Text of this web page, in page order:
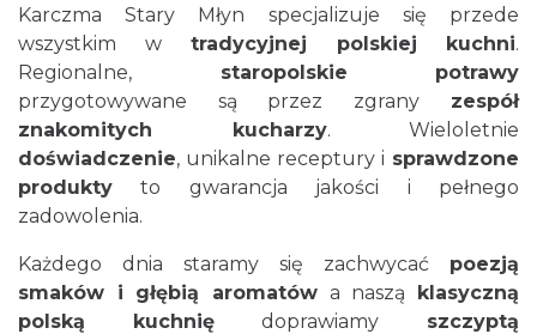
Karczma Stary Młyn specjalizuje się przede
wszystkim wtradycyjnej polskiej kuchni.
Regionalne, staropolskie potrawy
przygotowywane są przez zgranyzespół
znakomitych kucharzy. Wieloletnie
doświadczenie, unikalne receptury i sprawdzone
produkty to gwarancja jakości i pełnego
zadowolenia.
Każdego dnia staramy się zachwycać poezją
smaków i głębią aromatów a naszą klasyczną
polską kuchnię doprawiamy szczyptą